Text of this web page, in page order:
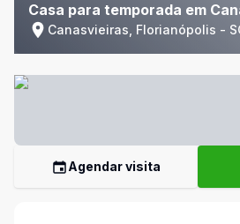
Casa para temporada em
Canasvieiras, Florianópolis -
Agendar visita